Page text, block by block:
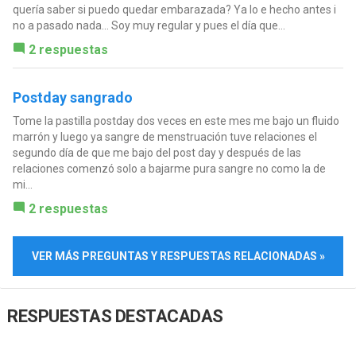
quería saber si puedo quedar embarazada? Ya lo e hecho antes i
no a pasado nada... Soy muy regular y pues el día que...
2 respuestas
Postday sangrado
Tome la pastilla postday dos veces en este mes me bajo un fluido
marrón y luego ya sangre de menstruación tuve relaciones el
segundo día de que me bajo del post day y después de las
relaciones comenzó solo a bajarme pura sangre no como la de
mi...
2 respuestas
VER MÁS PREGUNTAS Y RESPUESTAS RELACIONADAS »
RESPUESTAS DESTACADAS